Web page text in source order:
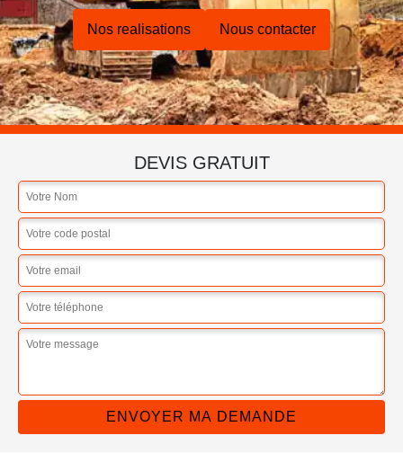
Nos realisations Nous contacter
DEVIS GRATUIT